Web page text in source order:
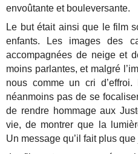
envoûtante et bouleversante.
Le but était ainsi que le film
enfants. Les images des
accompagnées de neige et
moins parlantes, et malgré
nous comme un cri
néanmoins pas de se
de rendre hommage aux
vie, de montrer que la
Un message qu’il fait plus